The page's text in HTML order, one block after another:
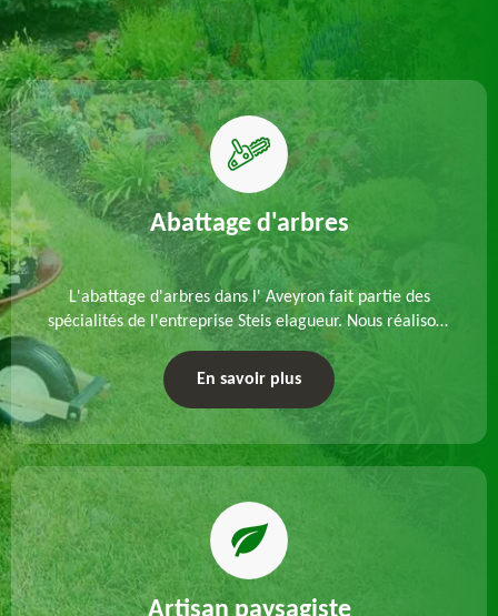
Abattage d'arbres
L'abattage d'arbres dans l' Aveyron fait partie des
spécialités de l'entreprise Steis elagueur. Nous réalisons
un abattage direct ou par démontage, tenant compte
des particularités du site et des végétaux.
En savoir plus
Artisan paysagiste